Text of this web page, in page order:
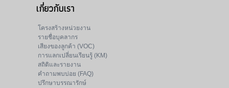
เกี่ยวกับเรา
โครงสร้างหน่วยงาน
รายชื่อบุคลากร
เสียงของลูกค้า (VOC)
การแลกเปลี่ยนเรียนรู้ (KM)
สถิติและรายงาน
คำถามพบบ่อย (FAQ)
ปรึกษาบรรณารักษ์